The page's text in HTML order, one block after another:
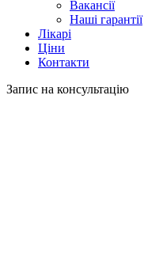
Вакансії
Наші гарантії
Лікарі
Ціни
Контакти
Запис на консультацію